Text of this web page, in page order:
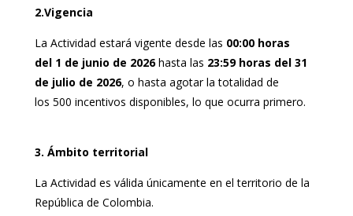
2.Vigencia
La Actividad estará vigente desde las 00:00 horas
del 1 de junio de 2026hasta las 23:59 horas del 31
de julio de 2026, o hasta agotar la totalidad de
los 500 incentivos disponibles, lo que ocurra primero.
3. Ámbito territorial
La Actividad es válida únicamente en el territorio de la
República de Colombia.